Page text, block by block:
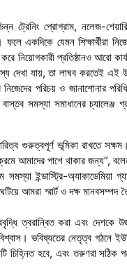
ট্রেনিং প্রোগ্রাম, নলেজ-
ফলে একদিকে যেমন শিক্ষার্থীরা
করে নিয়োগকারী প্রতিষ্ঠানও আরো
দেখা যায়, তা লাঘব করতেই
নিজেদের পরিচয় ও জানাশোনার
সমস্যা সমাধানের চ্যালেঞ্জ
গুরুত্বপূর্ণ ভূমিকা রাখতে সক্ষম।
আমাদের পাশে থাকার জন্য”,
ইন্ডাস্ট্রি-অ্যাকাডেমিয়া
আমরা স্মার্ট ও দক্ষ মানবসম্পদ
ত্বরান্বিত করা এবং দেশকে
ভবিষ্যতের নেতৃত্ব গঠনে
চিহ্নিত হবে, এবং তরুণরা সঠিক